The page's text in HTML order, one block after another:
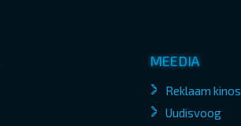
MEEDIA
Reklaam kinos
Uudisvoog